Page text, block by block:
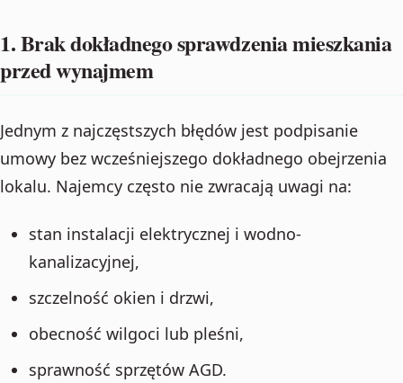
1. Brak dokładnego sprawdzenia mieszkania
przed wynajmem
Jednym z najczęstszych błędów jest podpisanie
umowy bez wcześniejszego dokładnego obejrzenia
lokalu. Najemcy często nie zwracają uwagi na:
stan instalacji elektrycznej i wodno-
kanalizacyjnej,
szczelność okien i drzwi,
obecność wilgoci lub pleśni,
sprawność sprzętów AGD.